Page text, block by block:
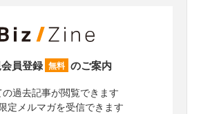
員登録 無料 のご案内
の過去記事が閲覧できます
定メルマガを受信できます